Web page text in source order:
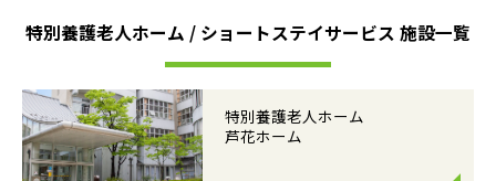
特別養護老人ホーム / ショートステイサービス 施設一覧
特別養護老人ホーム
芦花ホーム